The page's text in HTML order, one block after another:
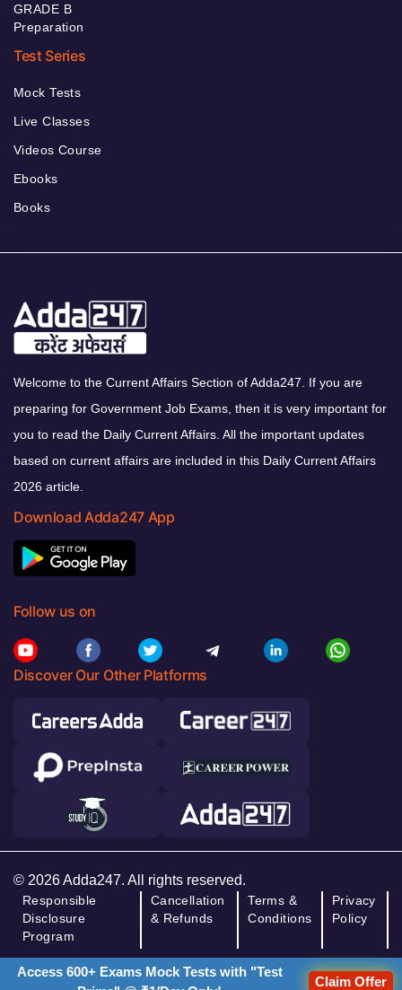
GRADE B
Preparation
Test Series
Mock Tests
Live Classes
Videos Course
Ebooks
Books
Welcome to the Current Affairs Section of Adda247. If you are
preparing for Government Job Exams, then it is very important for
you to read the Daily Current Affairs. All the important updates
based on current affairs are included in this Daily Current Affairs
2026 article.
Download Adda247 App
Follow us on
Discover Our Other Platforms
© 2026 Adda247. All rights reserved.
Responsible
Disclosure
Program
Cancellation
& Refunds
Terms &
Conditions
Privacy
Policy
Access 600+ Exams Mock Tests with "Test
Claim Offer